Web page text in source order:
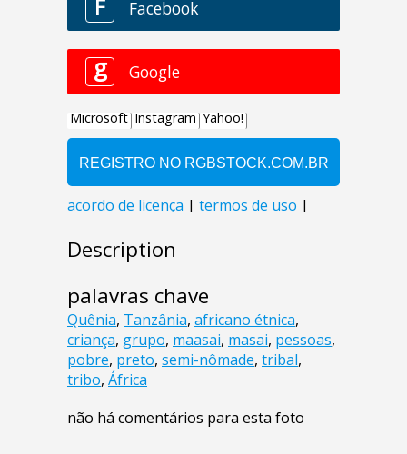
Description
palavras chave
Quênia, Tanzânia, africano étnica,
criança, grupo, maasai, masai, pessoas,
pobre, preto, semi-nômade, tribal,
tribo, África
não há comentários para esta foto